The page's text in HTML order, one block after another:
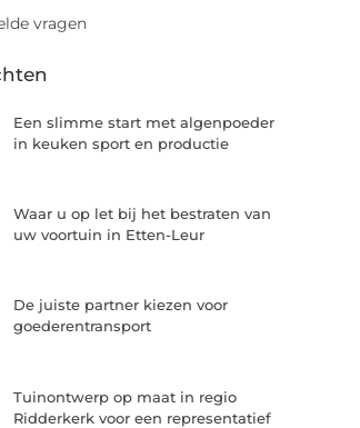
vragen
Een slimme start met algenpoeder
in keuken sport en productie
Waar u op let bij het bestraten van
uw voortuin in Etten-Leur
De juiste partner kiezen voor
goederentransport
Tuinontwerp op maat in regio
Ridderkerk voor een representatief